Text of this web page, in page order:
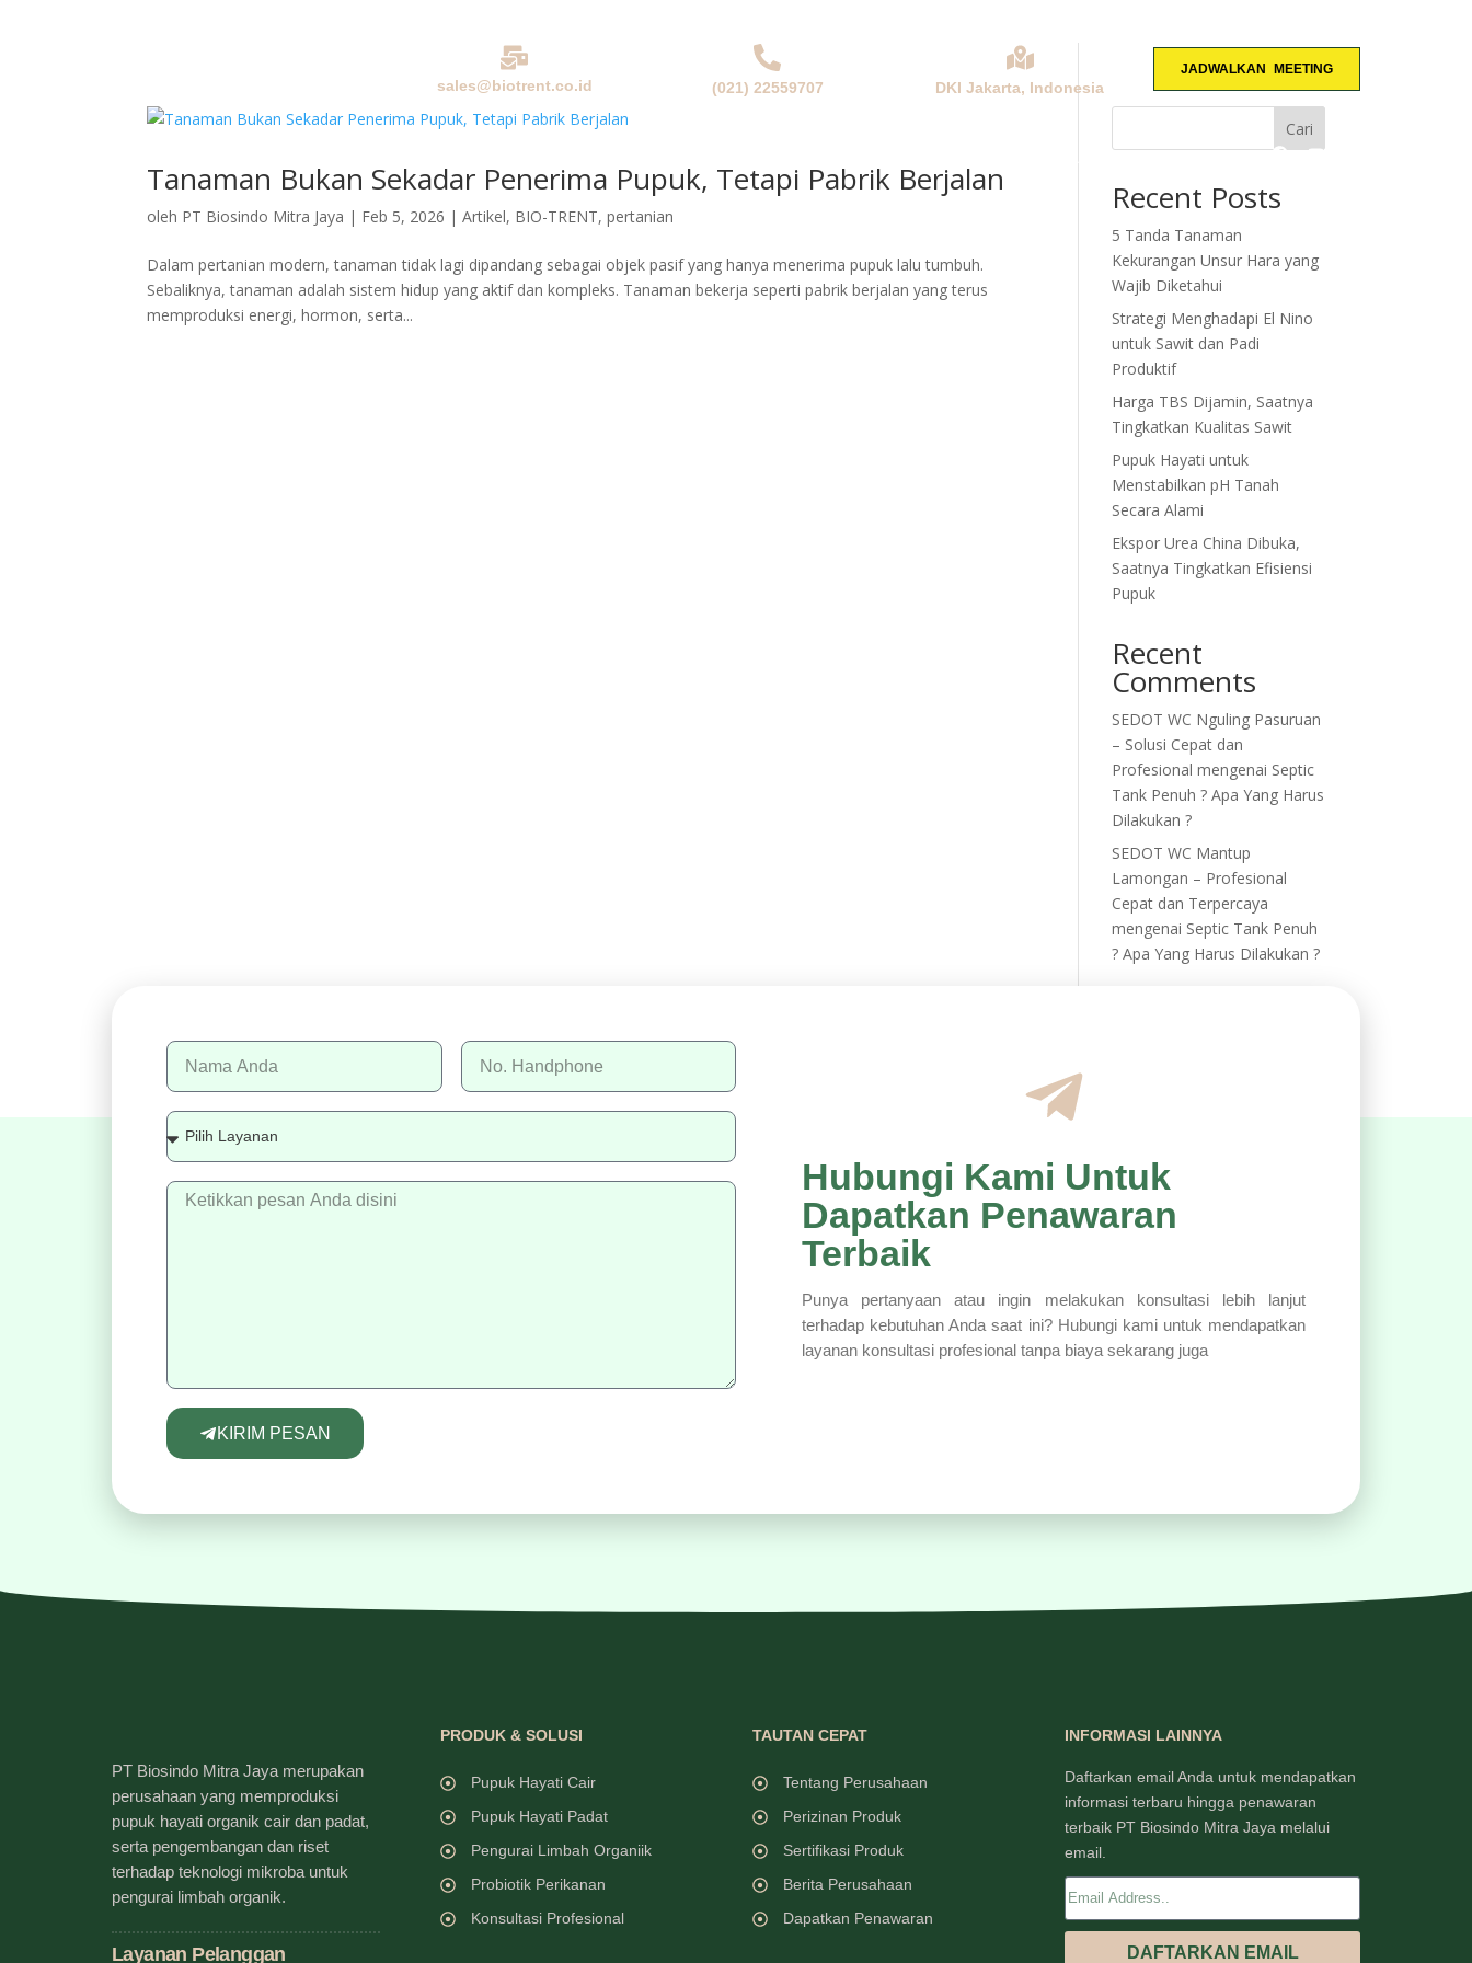
sales@biotrent.co.id (021) 22559707 DKI Jakarta, Indonesia
JADWALKAN MEETING
Tanaman Bukan Sekadar Penerima Pupuk, Tetapi Pabrik Berjalan
oleh PT Biosindo Mitra Jaya | Feb 5, 2026 |Artikel, BIO-TRENT,pertanian
Dalam pertanian modern, tanaman tidak lagi dipandang sebagai objek pasif yang hanya menerima pupuk lalu tumbuh.
Sebaliknya, tanaman adalah sistem hidup yang aktif dan kompleks. Tanaman bekerja seperti pabrik berjalan yang terus
memproduksi energi, hormon, serta...
Cari
Recent Posts
5 Tanda Tanaman
Kekurangan Unsur Hara yang
Wajib Diketahui
Strategi Menghadapi El Nino
untuk Sawit dan Padi
Produktif
Harga TBS Dijamin, Saatnya
Tingkatkan Kualitas Sawit
Pupuk Hayati untuk
Menstabilkan pH Tanah
Secara Alami
Ekspor Urea China Dibuka,
Saatnya Tingkatkan Efisiensi
Pupuk
Recent
Comments
SEDOT WC Nguling Pasuruan
– Solusi Cepat dan
Profesional mengenai Septic
Tank Penuh ? Apa Yang Harus
Dilakukan ?
SEDOT WC Mantup
Lamongan – Profesional
Cepat dan Terpercaya
mengenai Septic Tank Penuh
? Apa Yang Harus Dilakukan ?
KIRIM PESAN
Hubungi Kami Untuk
Dapatkan Penawaran
Terbaik
Punya pertanyaan atau ingin melakukan konsultasi lebih lanjut
terhadap kebutuhan Anda saat ini? Hubungi kami untuk mendapatkan
layanan konsultasi profesional tanpa biaya sekarang juga
PT Biosindo Mitra Jaya merupakan
perusahaan yang memproduksi
pupuk hayati organik cair dan padat,
serta pengembangan dan riset
terhadap teknologi mikroba untuk
pengurai limbah organik.
Layanan Pelanggan
PRODUK & SOLUSI
Pupuk Hayati Cair
Pupuk Hayati Padat
Pengurai Limbah Organiik
Probiotik Perikanan
Konsultasi Profesional
TAUTAN CEPAT
Tentang Perusahaan
Perizinan Produk
Sertifikasi Produk
Berita Perusahaan
Dapatkan Penawaran
INFORMASI LAINNYA
Daftarkan email Anda untuk mendapatkan
informasi terbaru hingga penawaran
terbaik PT Biosindo Mitra Jaya melalui
email.
DAFTARKAN EMAIL